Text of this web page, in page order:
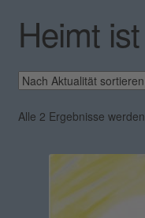
Heimt
Alle 2 Ergebnisse